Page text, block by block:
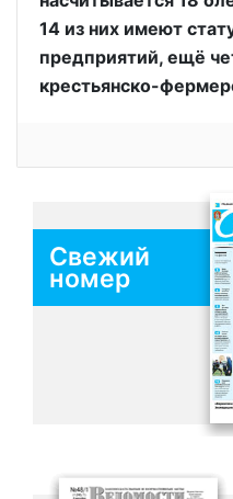
14 из них имеют
предприятий, ещё
крестьянско-
Свежий
номер